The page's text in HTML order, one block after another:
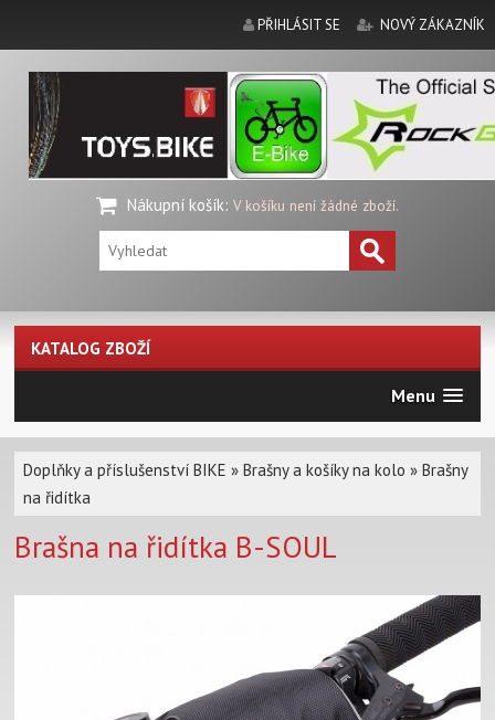
PŘIHLÁSIT SE NOVÝ ZÁKAZNÍK
Nákupní košík: V košíku není žádné zboží.
KATALOG ZBOŽÍ
Menu
Doplňky a příslušenství BIKE »Brašny a košíky na kolo »Brašny
na řidítka
Brašna na řidítka B-SOUL